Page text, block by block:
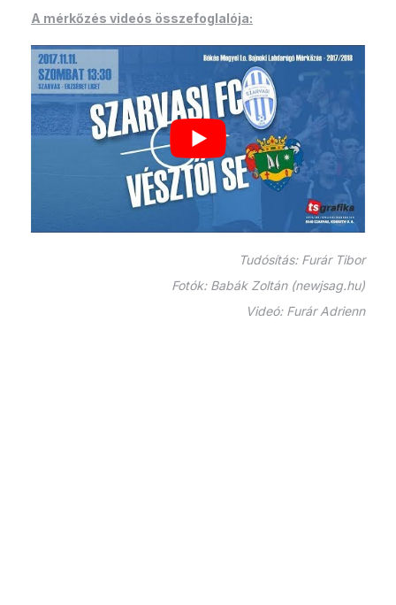
A mérkőzés videós összefoglalója:
Tudósítás: Furár Tibor
Fotók: Babák Zoltán (newjsag.hu)
Videó: Furár Adrienn